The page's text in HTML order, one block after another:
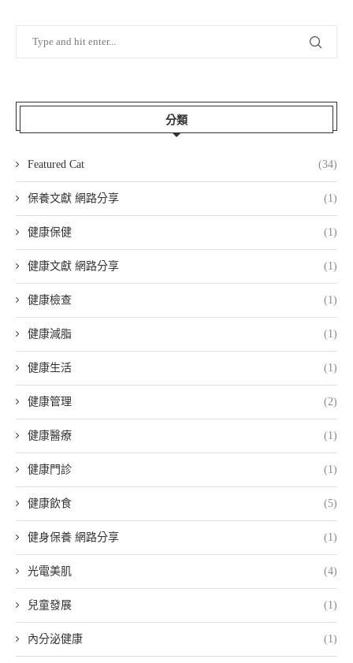
分類
Featured Cat (34)
保養文獻 網路分享 (1)
健康保健 (1)
健康文獻 網路分享 (1)
健康檢查 (1)
健康減脂 (1)
健康生活 (1)
健康管理 (2)
健康醫療 (1)
健康門診 (1)
健康飲食 (5)
健身保養 網路分享 (1)
光電美肌 (4)
兒童發展 (1)
內分泌健康 (1)